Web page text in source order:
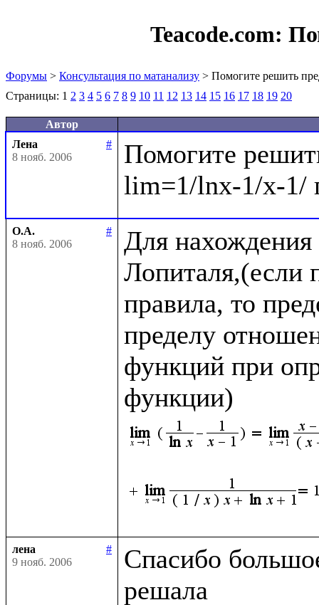
Teacode.com:
Форумы > Консультация по матанализу > Помогите решить
Страницы: 1 2 3 4 5 6 7 8 9 10 11 12 13 14 15 16 17 18 19 20
Автор
Лена
#
8 нояб. 2006
Помогите
О.А.
#
8 нояб. 2006
Для нахождения
Лопиталя,(если
правила, то
пределу
функций при
функции)
лена
#
9 нояб. 2006
Спасибо